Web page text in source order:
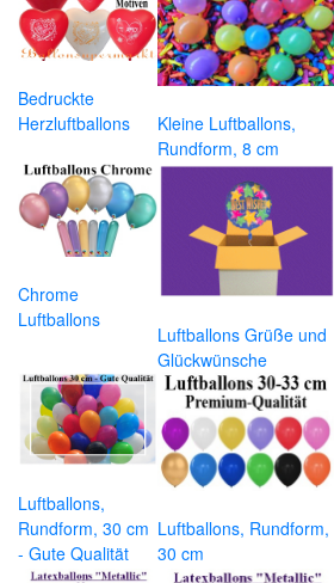
Bedruckte
Herzluftballons
Kleine Luftballons,
Rundform, 8 cm
Chrome
Luftballons
Luftballons Grüße und
Glückwünsche
Luftballons,
Rundform, 30 cm
- Gute Qualität
Luftballons, Rundform,
30 cm